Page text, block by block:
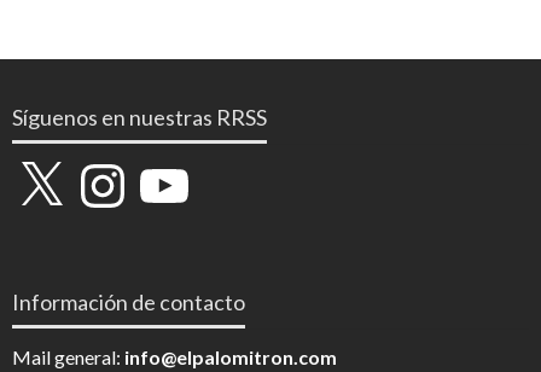
Síguenos en nuestras RRSS
X InstagramYouTube
Información de contacto
Mail general: info@elpalomitron.com